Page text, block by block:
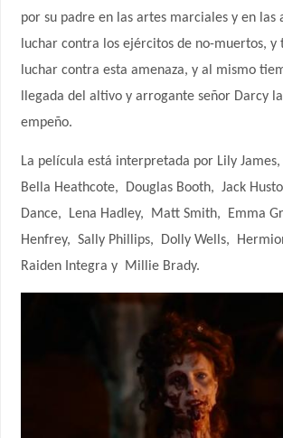
por su padre en las artes marciales y en las
luchar contra los ejércitos de no-muertos, y
luchar contra esta amenaza, y al mismo
llegada del altivo y arrogante señor Darcy
empeño.
La película está interpretada por Lily James,
Bella Heathcote,
Douglas Booth, Jack
Dance,
Lena Hadley, Matt Smith, Emma
Henfrey, Sally Phillips, Dolly Wells,
Raiden Integra y Millie Brady.